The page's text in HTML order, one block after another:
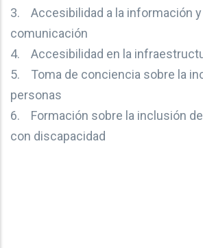
3. Accesibilidad a la información y
comunicación
4. Accesibilidad en la
5. Toma de conciencia sobre la
personas
6. Formación sobre la inclusión
con discapacidad